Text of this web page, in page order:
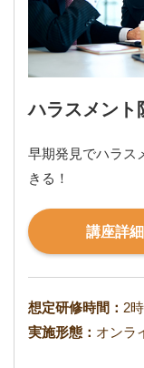
ハラスメント
早期発見でハラス
きる！
講座詳
想定研修時間： 2
実施形態： オンラ